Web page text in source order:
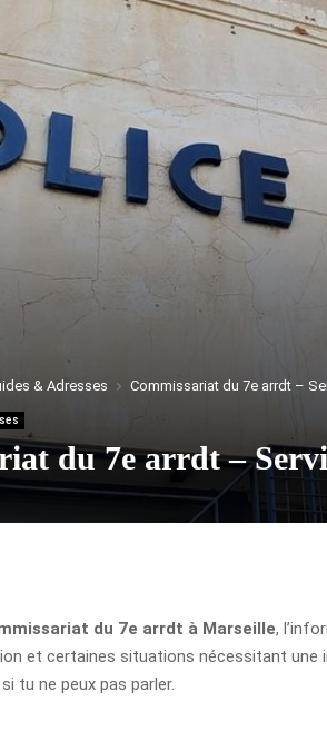
& Adresses Commissariat du 7e arrdt –
du 7e arrdt –
du 7e arrdt à Marseille,
et certaines situations nécessitant une
si tu ne peux pas parler.